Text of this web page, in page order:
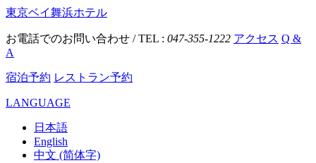
東京ベイ舞浜ホテル
お電話でのお問い合わせ / TEL : 047-355-1222 アクセス Q &
A
宿泊予約 レストラン予約
LANGUAGE
日本語
English
中文 (简体字)